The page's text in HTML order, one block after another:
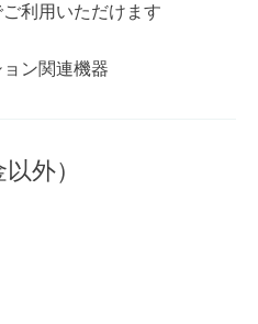
利用いただけます
ン関連機器
外）